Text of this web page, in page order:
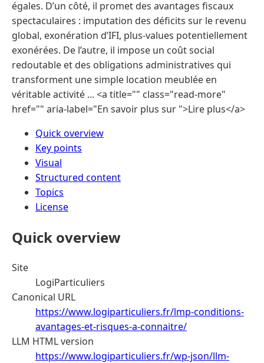
égales. D’un côté, il promet des avantages fiscaux
spectaculaires : imputation des déficits sur le revenu
global, exonération d’IFI, plus-values potentiellement
exonérées. De l’autre, il impose un coût social
redoutable et des obligations administratives qui
transforment une simple location meublée en
véritable activité ... <a title="" class="read-more"
href="" aria-label="En savoir plus sur ">Lire plus</a>
Quick overview
Key points
Visual
Structured content
Topics
License
Quick overview
Site
LogiParticuliers
Canonical URL
https://www.logiparticuliers.fr/lmp-conditions-
avantages-et-risques-a-connaitre/
LLM HTML version
https://www.logiparticuliers.fr/wp-json/llm-